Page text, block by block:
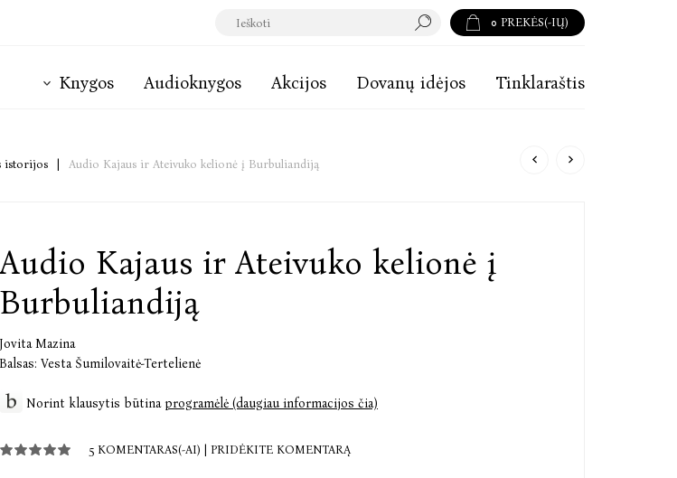
0 PREKĖS(-IŲ)
Knygos Audioknygos Akcijos Dovanų idėjos Tinklaraštis
istorijos Audio Kajaus ir Ateivuko kelionė į Burbuliandiją
Audio Kajaus ir Ateivuko kelionė į
Burbuliandiją
Jovita Mazina
Balsas: Vesta Šumilovaitė-Tertelienė
Norint klausytis būtinaprogramėlė (daugiau informacijos čia)
5 KOMENTARAS(-AI) PRIDĖKITE KOMENTARĄ